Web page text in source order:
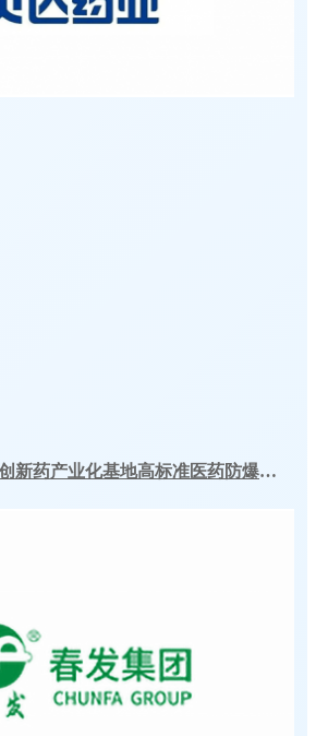
贝达药业（嵊州）创新药产业化基地高标准医药防爆冷库建造工程案例